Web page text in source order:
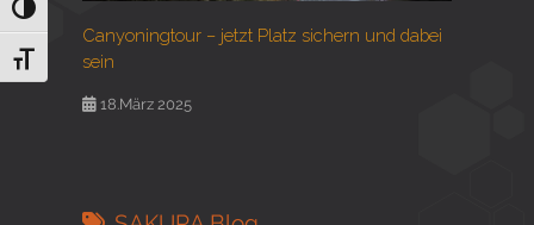
Umschalten auf hohe Kontraste
Schrift vergrößern
Canyoningtour – jetzt Platz sichern und dabei
sein
18.März 2025